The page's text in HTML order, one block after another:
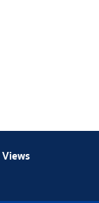
Views